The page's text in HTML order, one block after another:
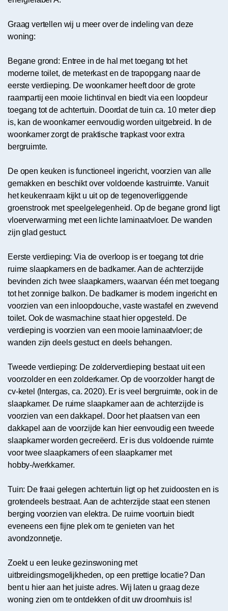
Graag vertellen wij u meer over de indeling van deze
woning:
Begane grond: Entree in de hal met toegang tot het
moderne toilet, de meterkast en de trapopgang naar de
eerste verdieping. De woonkamer heeft door de grote
raampartij een mooie lichtinval en biedt via een loopdeur
toegang tot de achtertuin. Doordat de tuin ca. 10 meter diep
is, kan de woonkamer eenvoudig worden uitgebreid. In de
woonkamer zorgt de praktische trapkast voor extra
bergruimte.
De open keuken is functioneel ingericht, voorzien van alle
gemakken en beschikt over voldoende kastruimte. Vanuit
het keukenraam kijkt u uit op de tegenoverliggende
groenstrook met speelgelegenheid. Op de begane grond ligt
vloerverwarming met een lichte laminaatvloer. De wanden
zijn glad gestuct.
Eerste verdieping: Via de overloop is er toegang tot drie
ruime slaapkamers en de badkamer. Aan de achterzijde
bevinden zich twee slaapkamers, waarvan één met toegang
tot het zonnige balkon. De badkamer is modern ingericht en
voorzien van een inloopdouche, vaste wastafel en zwevend
toilet. Ook de wasmachine staat hier opgesteld. De
verdieping is voorzien van een mooie laminaatvloer; de
wanden zijn deels gestuct en deels behangen.
Tweede verdieping: De zolderverdieping bestaat uit een
voorzolder en een zolderkamer. Op de voorzolder hangt de
cv-ketel (Intergas, ca. 2020). Er is veel bergruimte, ook in de
slaapkamer. De ruime slaapkamer aan de achterzijde is
voorzien van een dakkapel. Door het plaatsen van een
dakkapel aan de voorzijde kan hier eenvoudig een tweede
slaapkamer worden gecreëerd. Er is dus voldoende ruimte
voor twee slaapkamers of een slaapkamer met
hobby-/werkkamer.
Tuin: De fraai gelegen achtertuin ligt op het zuidoosten en is
grotendeels bestraat. Aan de achterzijde staat een stenen
berging voorzien van elektra. De ruime voortuin biedt
eveneens een fijne plek om te genieten van het
avondzonnetje.
Zoekt u een leuke gezinswoning met
uitbreidingsmogelijkheden, op een prettige locatie? Dan
bent u hier aan het juiste adres. Wij laten u graag deze
woning zien om te ontdekken of dit uw droomhuis is!